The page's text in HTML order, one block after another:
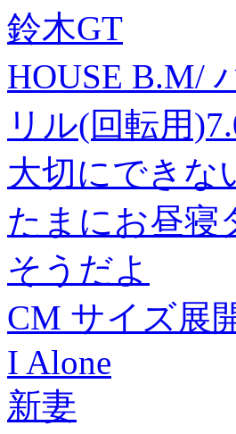
鈴木GT
HOUSE B.M/
リル(回転用
大切にできな
たまにお昼寝
そうだよ
CM サイズ展
I Alone
新妻